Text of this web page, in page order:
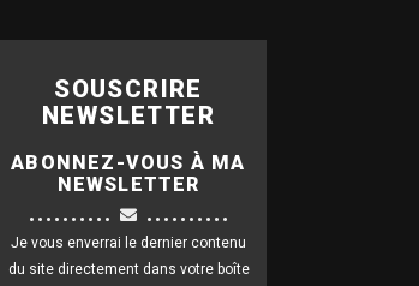
SOUSCRIRE
NEWSLETTER
ABONNEZ-VOUS À MA
NEWSLETTER
.......... ..........
Je vous enverrai le dernier contenu
du site directement dans votre boîte